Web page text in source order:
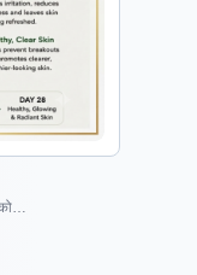
को…